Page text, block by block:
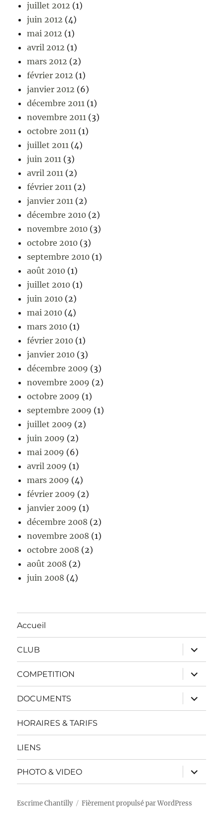
juillet 2012 (1)
juin 2012 (4)
mai 2012 (1)
avril 2012 (1)
mars 2012 (2)
février 2012 (1)
janvier 2012 (6)
décembre 2011 (1)
novembre 2011 (3)
octobre 2011 (1)
juillet 2011 (4)
juin 2011 (3)
avril 2011 (2)
février 2011 (2)
janvier 2011 (2)
décembre 2010 (2)
novembre 2010 (3)
octobre 2010 (3)
septembre 2010 (1)
août 2010 (1)
juillet 2010 (1)
juin 2010 (2)
mai 2010 (4)
mars 2010 (1)
février 2010 (1)
janvier 2010 (3)
décembre 2009 (3)
novembre 2009 (2)
octobre 2009 (1)
septembre 2009 (1)
juillet 2009 (2)
juin 2009 (2)
mai 2009 (6)
avril 2009 (1)
mars 2009 (4)
février 2009 (2)
janvier 2009 (1)
décembre 2008 (2)
novembre 2008 (1)
octobre 2008 (2)
août 2008 (2)
juin 2008 (4)
Accueil
CLUB
ouvrir
le
sous-
menu
COMPETITION
ouvrir
le
sous-
menu
DOCUMENTS
ouvrir
le
sous-
HORAIRES & TARIFS
LIENS
PHOTO & VIDEO
ouvrir
le
sous-
Escrime Chantilly Fièrement propulsé par WordPress